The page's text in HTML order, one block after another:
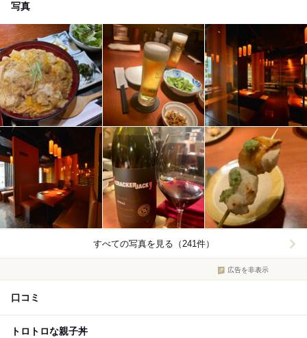
写真
すべての写真を見る（241件）
広告を非表示
口コミ
トロトロな親子丼